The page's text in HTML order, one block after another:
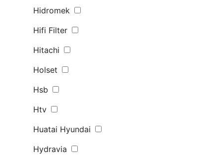
Hidromek
Hifi Filter
Hitachi
Holset
Hsb
Htv
Huatai Hyundai
Hydravia